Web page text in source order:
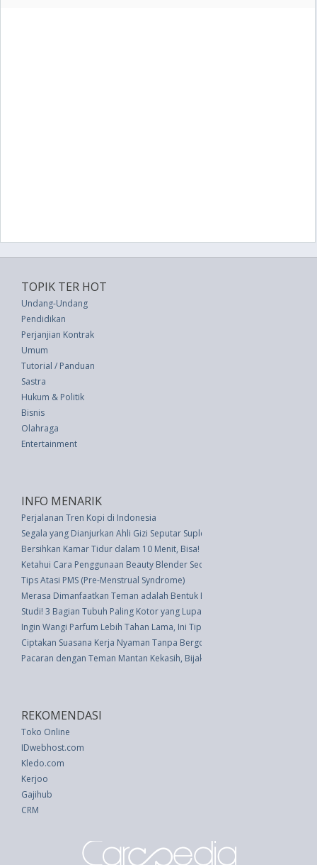
TOPIK TER HOT
Undang-Undang
Pendidikan
Perjanjian Kontrak
Umum
Tutorial / Panduan
Sastra
Hukum & Politik
Bisnis
Olahraga
Entertainment
INFO MENARIK
Perjalanan Tren Kopi di Indonesia
Segala yang Dianjurkan Ahli Gizi Seputar Suplemen Kesehatan
Bersihkan Kamar Tidur dalam 10 Menit, Bisa!
Ketahui Cara Penggunaan Beauty Blender Secara Tepat
Tips Atasi PMS (Pre-Menstrual Syndrome)
Merasa Dimanfaatkan Teman adalah Bentuk Bullying
Studi! 3 Bagian Tubuh Paling Kotor yang Lupa Anda Cuci Saat Mandi
Ingin Wangi Parfum Lebih Tahan Lama, Ini Tipsnya
Ciptakan Suasana Kerja Nyaman Tanpa Bergosip, Bisa!
Pacaran dengan Teman Mantan Kekasih, Bijakkah?
REKOMENDASI
Toko Online
IDwebhost.com
Kledo.com
Kerjoo
Gajihub
CRM